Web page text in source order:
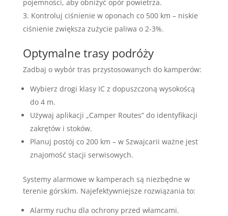
pojemności, aby obniżyć opór powietrza.
Kontroluj ciśnienie w oponach co 500 km – niskie
ciśnienie zwiększa zużycie paliwa o 2-3%.
Optymalne trasy podróży
Zadbaj o wybór tras przystosowanych do kamperów:
Wybierz drogi klasy IC z dopuszczoną wysokoścą
do 4 m.
Używaj aplikacji „Camper Routes” do identyfikacji
zakrętów i stoków.
Planuj postój co 200 km – w Szwajcarii ważne jest
znajomość stacji serwisowych.
Systemy alarmowe w kamperach są niezbędne w
terenie górskim. Najefektywniejsze rozwiązania to:
Alarmy ruchu dla ochrony przed włamcami.